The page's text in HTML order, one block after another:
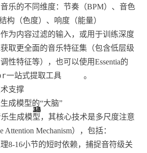
2
22
22
2
21
22
22
乐的不同维度：节奏（BPM）、音色
构（色度）、响度（能量）
为内容过滤的输入，或用于训练深度
取更全面的音乐特征集（包含低层级
性特征等），也可以使用Essentia的
一站式提取工具
53
48
。
支撑
成模型的“大脑”
生成模型，其核心技术是多尺度注意
Attention Mechanism），包括：
理8-16小节的短时依赖，捕捉音符级关
30
13
11
56
22
13